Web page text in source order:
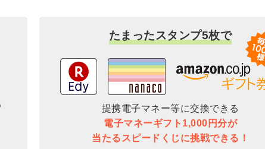
たまったスタンプ5枚で
提携電子マネー等に交換できる
電子マネーギフト1,000円分が
当たるスピードくじに挑戦できる！